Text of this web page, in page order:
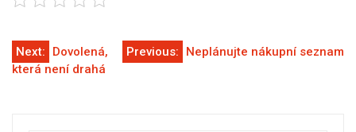
Navigace
Previous: Neplánujte nákupní seznam
Next:
Dovolená,
která není drahá